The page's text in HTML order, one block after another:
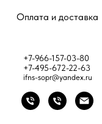
Оплата и доставка
+7-966-157-03-80
+7-495-672-22-63
ifns-sopr@yandex.ru